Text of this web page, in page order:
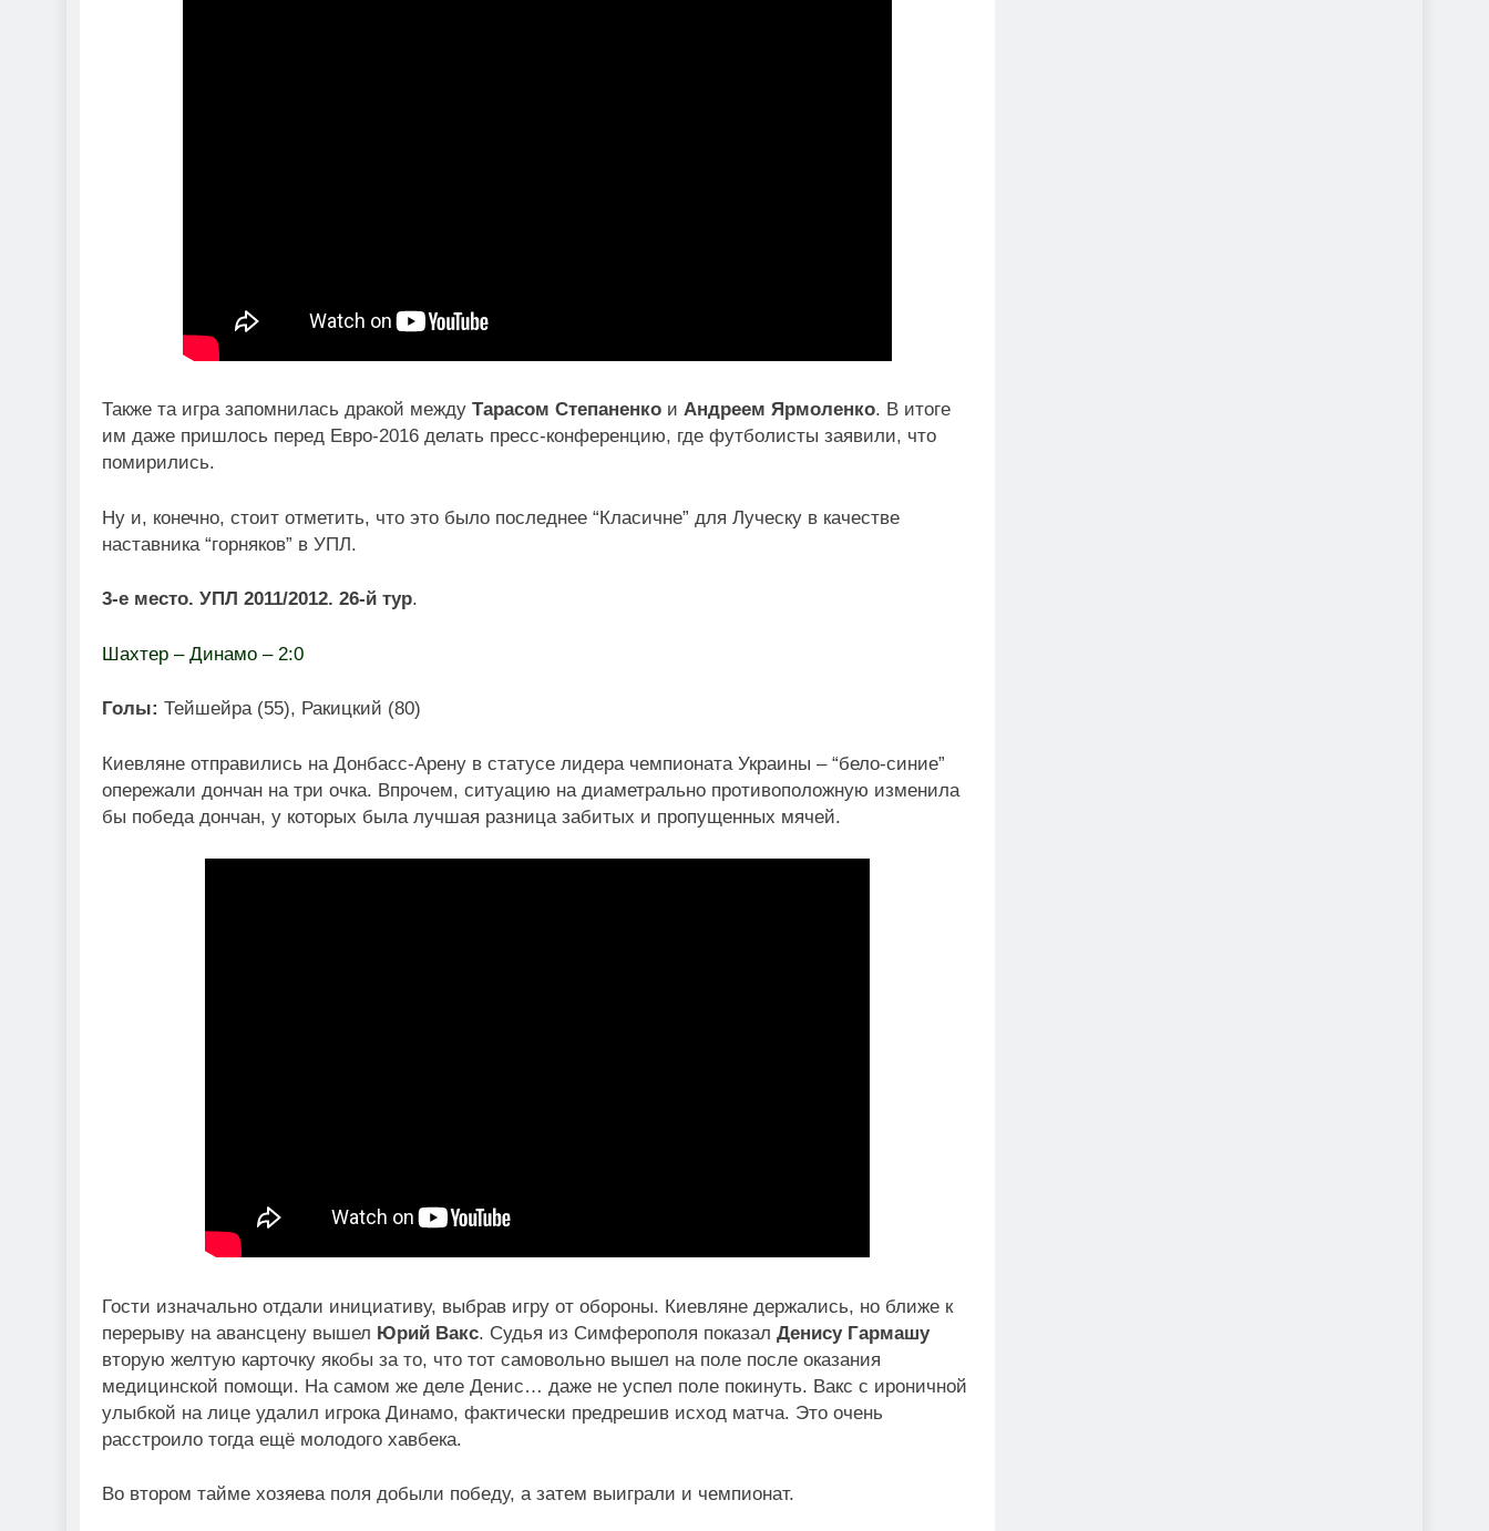
Также та игра запомнилась дракой между Тарасом Степаненко и Андреем Ярмоленко. В итоге
им даже пришлось перед Евро-2016 делать пресс-конференцию, где футболисты заявили, что
помирились.
Ну и, конечно, стоит отметить, что это было последнее “Класичне” для Луческу в качестве
наставника “горняков” в УПЛ.
3-е место. УПЛ 2011/2012. 26-й тур.
Шахтер – Динамо – 2:0
Голы: Тейшейра (55), Ракицкий (80)
Киевляне отправились на Донбасс-Арену в статусе лидера чемпионата Украины – “бело-синие”
опережали дончан на три очка. Впрочем, ситуацию на диаметрально противоположную изменила
бы победа дончан, у которых была лучшая разница забитых и пропущенных мячей.
Гости изначально отдали инициативу, выбрав игру от обороны. Киевляне держались, но ближе к
перерыву на авансцену вышел Юрий Вакс. Судья из Симферополя показал Денису Гармашу
вторую желтую карточку якобы за то, что тот самовольно вышел на поле после оказания
медицинской помощи. На самом же деле Денис… даже не успел поле покинуть. Вакс с ироничной
улыбкой на лице удалил игрока Динамо, фактически предрешив исход матча. Это очень
расстроило тогда ещё молодого хавбека.
Во втором тайме хозяева поля добыли победу, а затем выиграли и чемпионат.